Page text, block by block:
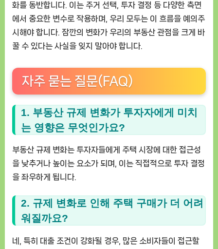
화를 동반합니다. 이는 주거 선택, 투자 결정 등 다양한 측면
에서 중요한 변수로 작용하며, 우리 모두는 이 흐름을 예의주
시해야 합니다. 잠깐의 변화가 우리의 부동산 관점을 크게 바
꿀 수 있다는 사실을 잊지 말아야 합니다.
자주 묻는 질문(FAQ)
1. 부동산 규제 변화가 투자자에게 미치
는 영향은 무엇인가요?
부동산 규제 변화는 투자자들에게 주택 시장에 대한 접근성
을 낮추거나 높이는 요소가 되며, 이는 직접적으로 투자 결정
을 좌우하게 됩니다.
2. 규제 변화로 인해 주택 구매가 더 어려
워질까요?
네, 특히 대출 조건이 강화될 경우, 많은 소비자들이 접근할